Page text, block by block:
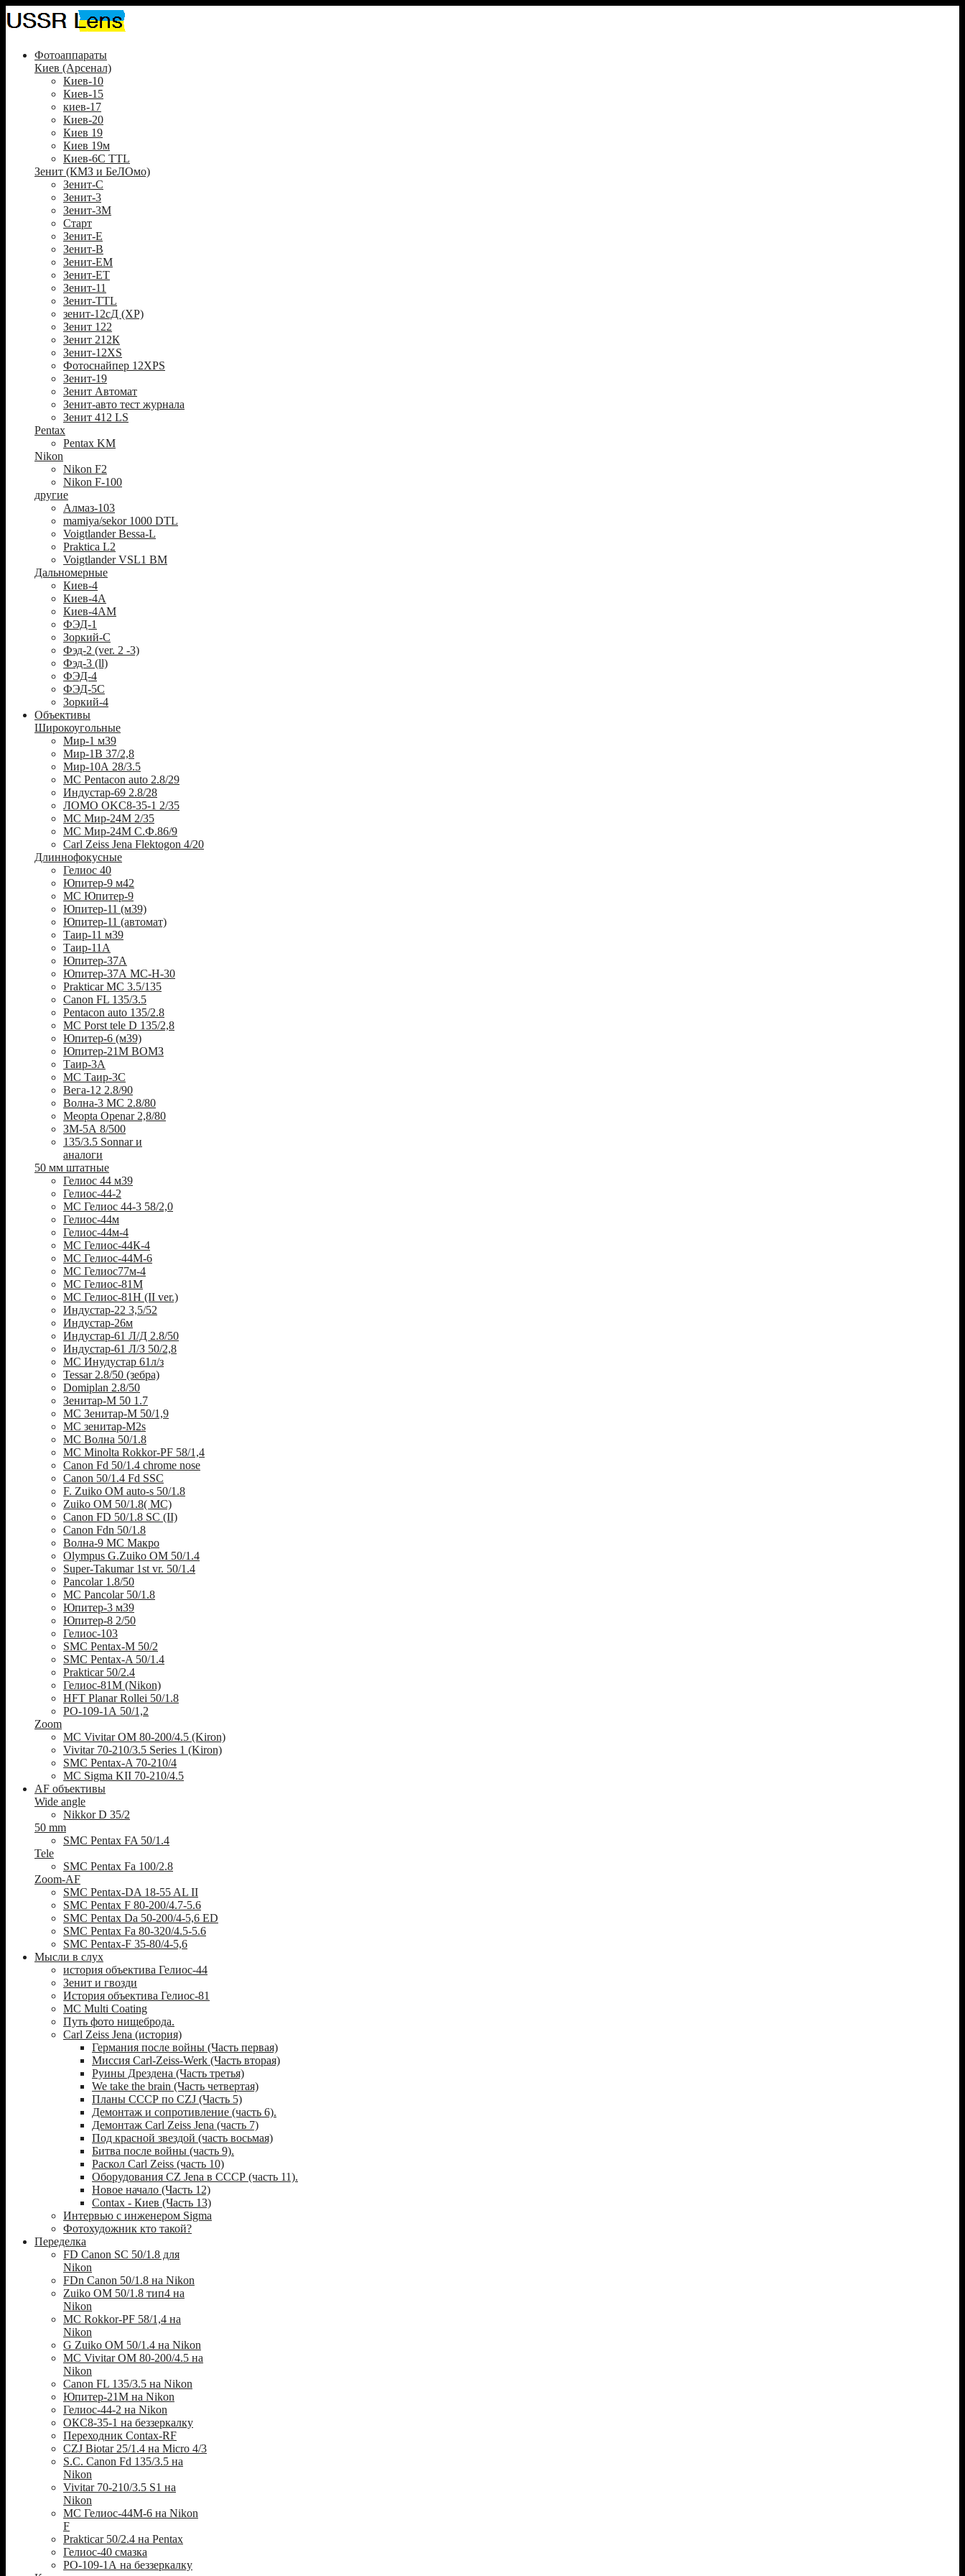
Фотоаппараты
Киев (Арсенал)
Киев-10
Киев-15
киев-17
Киев-20
Киев 19
Киев 19м
Киев-6С TTL
Зенит (КМЗ и БеЛОмо)
Зенит-С
Зенит-3
Зенит-3М
Старт
Зенит-Е
Зенит-В
Зенит-ЕМ
Зенит-ЕТ
Зенит-11
Зенит-TTL
зенит-12сД (XP)
Зенит 122
Зенит 212К
Зенит-12XS
Фотоснайпер 12XPS
Зенит-19
Зенит Автомат
Зенит-авто тест журнала
Зенит 412 LS
Pentax
Pentax KM
Nikon
Nikon F2
Nikon F-100
другие
Алмаз-103
mamiya/sekor 1000 DTL
Voigtlander Bessa-L
Praktica L2
Voigtlander VSL1 BM
Дальномерные
Киев-4
Киев-4А
Киев-4АМ
ФЭД-1
Зоркий-С
Фэд-2 (ver. 2 -3)
Фэд-3 (ll)
ФЭД-4
ФЭД-5С
Зоркий-4
Объективы
Широкоугольные
Мир-1 м39
Мир-1В 37/2,8
Мир-10А 28/3.5
MC Pentacon auto 2.8/29
Индустар-69 2.8/28
ЛОМО OKC8-35-1 2/35
МС Мир-24М 2/35
МС Мир-24М С.Ф.86/9
Carl Zeiss Jena Flektogon 4/20
Длиннофокусные
Гелиос 40
Юпитер-9 м42
МС Юпитер-9
Юпитер-11 (м39)
Юпитер-11 (автомат)
Таир-11 м39
Таир-11А
Юпитер-37А
Юпитер-37А МС-Н-30
Prakticar MC 3.5/135
Canon FL 135/3.5
Pentacon auto 135/2.8
MC Porst tele D 135/2,8
Юпитер-6 (м39)
Юпитер-21М ВОМЗ
Таир-3А
МС Таир-3С
Вега-12 2.8/90
Волна-3 МС 2.8/80
Meopta Openar 2,8/80
ЗМ-5А 8/500
135/3.5 Sonnar и
аналоги
50 мм штатные
Гелиос 44 м39
Гелиос-44-2
МС Гелиос 44-3 58/2,0
Гелиос-44м
Гелиос-44м-4
МС Гелиос-44К-4
МС Гелиос-44М-6
МС Гелиос77м-4
МС Гелиос-81М
МС Гелиос-81Н (II ver.)
Индустар-22 3,5/52
Индустар-26м
Индустар-61 Л/Д 2.8/50
Индустар-61 Л/З 50/2,8
МС Инудустар 61л/з
Tessar 2.8/50 (зебра)
Domiplan 2.8/50
Зенитар-М 50 1.7
МС Зенитар-М 50/1,9
МС зенитар-M2s
MC Волна 50/1.8
MC Minolta Rokkor-PF 58/1,4
Canon Fd 50/1.4 chrome nose
Canon 50/1.4 Fd SSC
F. Zuiko OM auto-s 50/1.8
Zuiko OM 50/1.8( MC)
Canon FD 50/1.8 SC (II)
Canon Fdn 50/1.8
Волна-9 МС Макро
Olympus G.Zuiko OM 50/1.4
Super-Takumar 1st vr. 50/1.4
Pancolar 1.8/50
MC Pancolar 50/1.8
Юпитер-3 м39
Юпитер-8 2/50
Гелиос-103
SMC Pentax-M 50/2
SMC Pentax-A 50/1.4
Prakticar 50/2.4
Гелиос-81М (Nikon)
HFT Planar Rollei 50/1.8
РО-109-1А 50/1,2
Zoom
MC Vivitar OM 80-200/4.5 (Kiron)
Vivitar 70-210/3.5 Series 1 (Kiron)
SMC Pentax-A 70-210/4
MC Sigma KII 70-210/4.5
AF объективы
Wide angle
Nikkor D 35/2
50 mm
SMC Pentax FA 50/1.4
Tele
SMC Pentax Fa 100/2.8
Zoom-AF
SMC Pentax-DA 18-55 AL II
SMC Pentax F 80-200/4.7-5.6
SMC Pentax Da 50-200/4-5,6 ED
SMC Pentax Fa 80-320/4.5-5.6
SMC Pentax-F 35-80/4-5,6
Мысли в слух
история объектива Гелиос-44
Зенит и гвозди
История объектива Гелиос-81
MC Multi Coating
Путь фото нищеброда.
Carl Zeiss Jena (история)
Германия после войны (Часть первая)
Миссия Carl-Zeiss-Werk (Часть вторая)
Руины Дрездена (Часть третья)
We take the brain (Часть четвертая)
Планы СССР по CZJ (Часть 5)
Демонтаж и сопротивление (часть 6).
Демонтаж Carl Zeiss Jena (часть 7)
Под красной звездой (часть восьмая)
Битва после войны (часть 9).
Раскол Carl Zeiss (часть 10)
Оборудования CZ Jena в СССР (часть 11).
Новое начало (Часть 12)
Contax - Киев (Часть 13)
Интервью с инженером Sigma
Фотохудожник кто такой?
Переделка
FD Canon SC 50/1.8 для
Nikon
FDn Canon 50/1.8 на Nikon
Zuiko OM 50/1.8 тип4 на
Nikon
MC Rokkor-PF 58/1,4 на
Nikon
G Zuiko OM 50/1.4 на Nikon
MC Vivitar OM 80-200/4.5 на
Nikon
Canon FL 135/3.5 на Nikon
Юпитер-21М на Nikon
Гелиос-44-2 на Nikon
ОКС8-35-1 на беззеркалку
Переходник Contax-RF
CZJ Biotar 25/1.4 на Micro 4/3
S.C. Canon Fd 135/3.5 на
Nikon
Vivitar 70-210/3.5 S1 на
Nikon
МС Гелиос-44М-6 на Nikon
F
Prakticar 50/2.4 на Pentax
Гелиос-40 смазка
РО-109-1А на беззеркалку